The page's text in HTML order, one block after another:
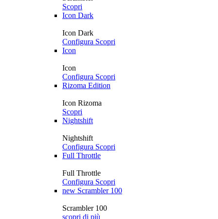
Scopri
Icon Dark
Icon Dark
Configura Scopri
Icon
Icon
Configura Scopri
Rizoma Edition
Icon Rizoma
Scopri
Nightshift
Nightshift
Configura Scopri
Full Throttle
Full Throttle
Configura Scopri
new Scrambler 100
Scrambler 100
scopri di più